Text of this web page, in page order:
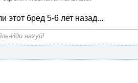
этот бред 5-6 лет назад...
Иди нахуй!